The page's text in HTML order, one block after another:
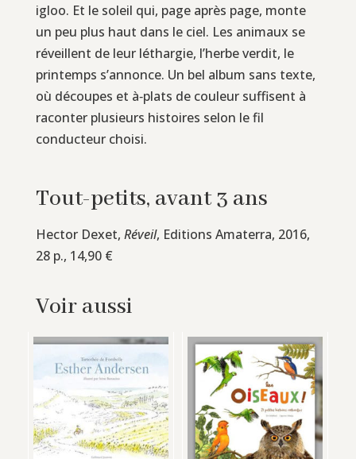
igloo. Et le soleil qui, page après page, monte
un peu plus haut dans le ciel. Les animaux se
réveillent de leur léthargie, l’herbe verdit, le
printemps s’annonce. Un bel album sans texte,
où découpes et à‑plats de couleur suffisent à
raconter plusieurs histoires selon le fil
conducteur choisi.
Tout-petits, avant 3 ans
Hector Dexet, Réveil, Editions Amaterra, 2016,
28 p., 14,90 €
Voir aussi